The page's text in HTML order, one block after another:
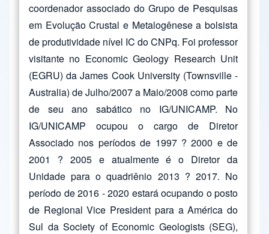
coordenador associado do Grupo de Pesquisas
em Evolução Crustal e Metalogênese a bolsista
de produtividade nível IC do CNPq. Foi professor
visitante no Economic Geology Research Unit
(EGRU) da James Cook University (Townsville -
Australia) de Julho/2007 a Maio/2008 como parte
de seu ano sabático no IG/UNICAMP. No
IG/UNICAMP ocupou o cargo de Diretor
Associado nos períodos de 1997 ? 2000 e de
2001 ? 2005 e atualmente é o Diretor da
Unidade para o quadriênio 2013 ? 2017. No
período de 2016 - 2020 estará ocupando o posto
de Regional Vice President para a América do
Sul da Society of Economic Geologists (SEG),